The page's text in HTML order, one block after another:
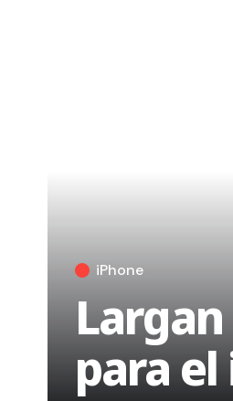
iPhone
para el